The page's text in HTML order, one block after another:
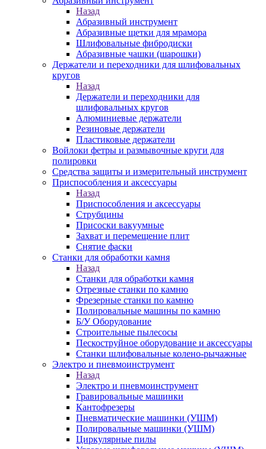
Назад
Абразивный инструмент
Абразивные щетки для мрамора
Шлифовальные фибродиски
Абразивные чашки (шарошки)
Держатели и переходники для шлифовальных
кругов
Назад
Держатели и переходники для
шлифовальных кругов
Алюминиевые держатели
Резиновые держатели
Пластиковые держатели
Войлоки фетры и размывочные круги для
полировки
Средства защиты и измерительный инструмент
Приспособления и аксессуары
Назад
Приспособления и аксессуары
Струбцины
Присоски вакуумные
Захват и перемещение плит
Снятие фаски
Станки для обработки камня
Назад
Станки для обработки камня
Отрезные станки по камню
Фрезерные станки по камню
Полировальные машины по камню
Б/У Оборудование
Строительные пылесосы
Пескоструйное оборудование и аксессуары
Станки шлифовальные колено-рычажные
Электро и пневмоинструмент
Назад
Электро и пневмоинструмент
Гравировальные машинки
Кантофрезеры
Пневматические машинки (УШМ)
Полировальные машинки (УШМ)
Циркулярные пилы